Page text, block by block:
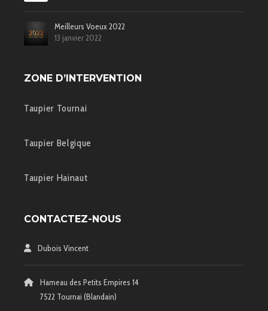
Meilleurs Voeux 2022
13 janvier 2022
ZONE D’INTERVENTION
Taupier Tournai
Taupier Belgique
Taupier Hainaut
CONTACTEZ-NOUS
Dubois Vincent
Hameau des Petits Empires 14
7522 Tournai (Blandain)